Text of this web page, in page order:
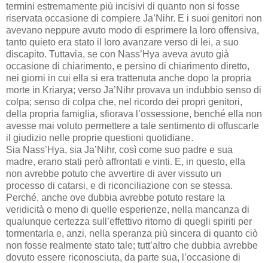
termini estremamente più incisivi di quanto non si fosse
riservata occasione di compiere Ja’Nihr. E i suoi genitori non
avevano neppure avuto modo di esprimere la loro offensiva,
tanto quieto era stato il loro avanzare verso di lei, a suo
discapito. Tuttavia, se con Nass’Hya aveva avuto già
occasione di chiarimento, e persino di chiarimento diretto,
nei giorni in cui ella si era trattenuta anche dopo la propria
morte in Kriarya; verso Ja’Nihr provava un indubbio senso di
colpa; senso di colpa che, nel ricordo dei propri genitori,
della propria famiglia, sfiorava l’ossessione, benché ella non
avesse mai voluto permettere a tale sentimento di offuscarle
il giudizio nelle proprie questioni quotidiane.
Sia Nass’Hya, sia Ja’Nihr, così come suo padre e sua
madre, erano stati però affrontati e vinti. E, in questo, ella
non avrebbe potuto che avvertire di aver vissuto un
processo di catarsi, e di riconciliazione con se stessa.
Perché, anche ove dubbia avrebbe potuto restare la
veridicità o meno di quelle esperienze, nella mancanza di
qualunque certezza sull’effettivo ritorno di quegli spiriti per
tormentarla e, anzi, nella speranza più sincera di quanto ciò
non fosse realmente stato tale; tutt’altro che dubbia avrebbe
dovuto essere riconosciuta, da parte sua, l’occasione di